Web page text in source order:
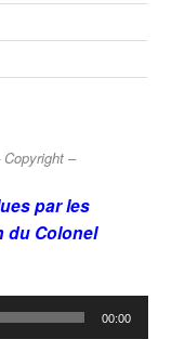
–
par les
du Colonel
00:00